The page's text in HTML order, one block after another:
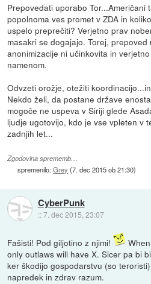
Prepovedati uporabo Tor...Američani
popolnoma ves promet v ZDA in
uspelo preprečiti? Verjetno prav
masakri se dogajajo. Torej,
anonimizacije ni učinkovita in
namenom.
Odvzeti orožje, otežiti
Nekdo želi, da postane države
mogoče ne uspeva v Siriji glede
ljudje ugotovijo, kdo je vse vpleten v
zadnjih let...
Zgodovina sprememb…
spremenilo:Grey (7. dec 2015 ob 21:30)
CyberPunk
::7. dec 2015, 23:07
Fašisti! Pod giljotino z njimi!
only outlaws will have X. Sicer pa bi
ker škodijo gospodarstvu (so
napredek in zdrav razum.